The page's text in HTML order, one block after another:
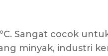
Sangat cocok
minyak, industri